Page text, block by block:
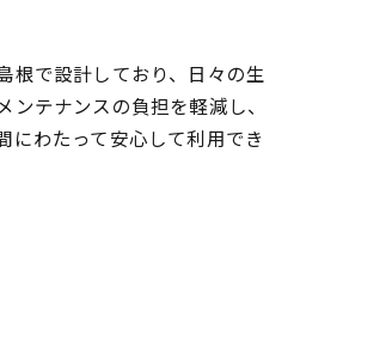
根で設計しており、日々の生
テナンスの負担を軽減し、
にわたって安心して利用でき